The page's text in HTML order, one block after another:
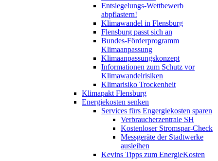
Entsiegelungs-Wettbewerb
abpflastern!
Klimawandel in Flensburg
Flensburg passt sich an
Bundes-Förderprogramm
Klimaanpassung
Klimaanpassungskonzept
Informationen zum Schutz vor
Klimawandelrisiken
Klimarisiko Trockenheit
Klimapakt Flensburg
Energiekosten senken
Services fürs Engergiekosten sparen
Verbraucherzentrale SH
Kostenloser Stromspar-Check
Messgeräte der Stadtwerke
ausleihen
Kevins Tipps zum EnergieKosten